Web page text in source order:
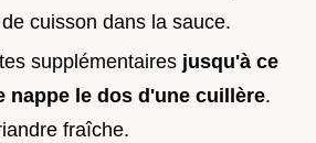
cuisson dans la sauce.
supplémentaires jusqu'à ce
nappe le dos d'une cuillère.
fraîche.